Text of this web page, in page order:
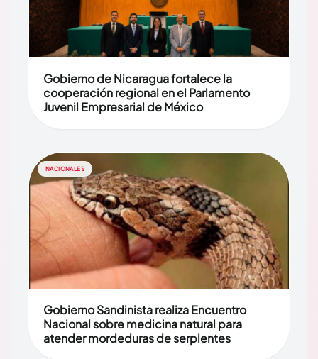
Gobierno de Nicaragua fortalece la
cooperación regional en el Parlamento
Juvenil Empresarial de México
NACIONALES
Gobierno Sandinista realiza Encuentro
Nacional sobre medicina natural para
atender mordeduras de serpientes